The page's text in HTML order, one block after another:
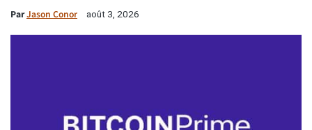
ParJason Conor août 3, 2026